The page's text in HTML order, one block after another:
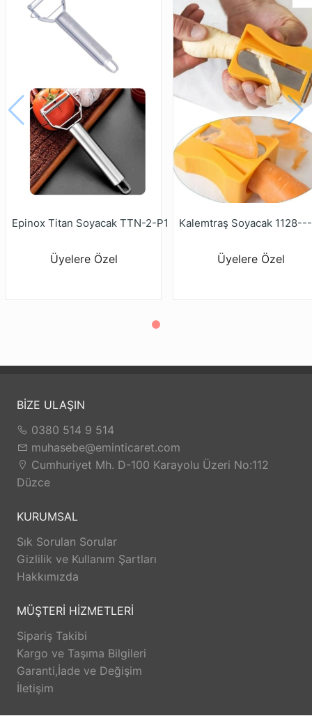
Epinox Titan Soyacak TTN-2-P1
Üyelere Özel
Kalemtraş Soyacak 1128---
Üyelere Özel
BİZE ULAŞIN
0380 514 9 514
muhasebe@eminticaret.com
Cumhuriyet Mh. D-100 Karayolu Üzeri No:112
Düzce
KURUMSAL
Sık Sorulan Sorular
Gizlilik ve Kullanım Şartları
Hakkımızda
MÜŞTERİ HİZMETLERİ
Sipariş Takibi
Kargo ve Taşıma Bilgileri
Garanti,İade ve Değişim
İletişim